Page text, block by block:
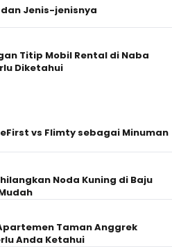
dan Jenis-jenisnya
Titip Mobil Rental di Naba
Diketahui
vs Flimty sebagai Minuman
Noda Kuning di Baju
Taman Anggrek
Anda Ketahui